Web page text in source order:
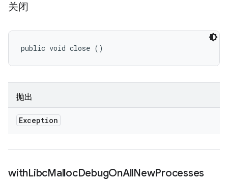
关闭
public void close ()
抛出
Exception
withLibcMallocDebugOnAllNewProcesses